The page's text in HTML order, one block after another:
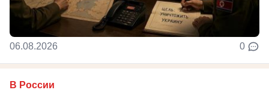
06.08.2026 0
В России